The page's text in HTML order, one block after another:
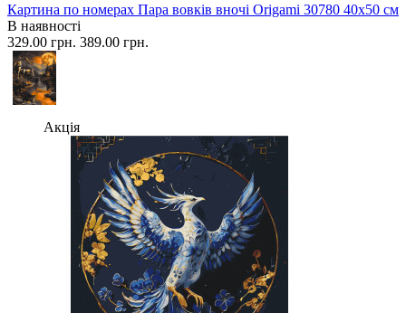
Картина по номерах Пара вовків вночі Origami 30780 40x50 см
В наявності
329.00 грн. 389.00 грн.
Акція